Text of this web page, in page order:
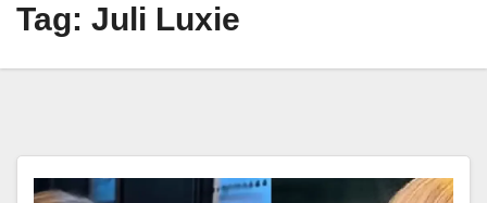
Tag: Juli Luxie